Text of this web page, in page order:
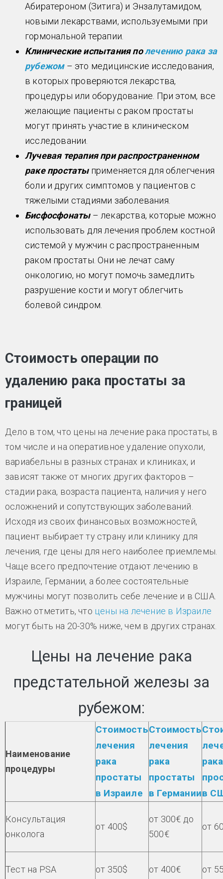
Абиратероном (Зитига) и Энзалутамидом,
новыми лекарствами, используемыми при
гормональной терапии.
Клинические испытания полечению рака за
рубежом– это медицинские исследования,
в которых проверяются лекарства,
процедуры или оборудование. При этом, все
желающие пациенты с раком простаты
могут принять участие в клиническом
исследовании.
Лучевая терапия при распространенном
раке простатыприменяется для облегчения
боли и других симптомов у пациентов с
тяжелыми стадиями заболевания.
Бисфосфонаты– лекарства, которые можно
использовать для лечения проблем костной
системой у мужчин с распространенным
раком простаты. Они не лечат саму
онкологию, но могут помочь замедлить
разрушение кости и могут облегчить
болевой синдром.
Стоимость операции по
удалению рака простаты за
границей
Дело в том, что цены на лечение рака простаты, в
том числе и на оперативное удаление опухоли,
вариабельны в разных странах и клиниках, и
зависят также от многих других факторов –
стадии рака, возраста пациента, наличия у него
осложнений и сопутствующих заболеваний.
Исходя из своих финансовых возможностей,
пациент выбирает ту страну или клинику для
лечения, где цены для него наиболее приемлемы.
Чаще всего предпочтение отдают лечению в
Израиле, Германии, а более состоятельные
мужчины могут позволить себе лечение и в США.
Важно отметить, что цены на лечение в Израиле
могут быть на 20-30% ниже, чем в других странах.
Цены на лечение рака
предстательной железы за
рубежом:
Наименование
процедуры
Стоимость
лечения
рака
простаты
в Израиле
Стоимость
лечения
рака
простаты
в Германии
рака
в
Консультация
онколога
от 400$
от 300€ до
500€
от
Тест на PSA от 350$ от 400€ от